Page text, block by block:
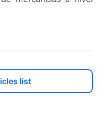
list